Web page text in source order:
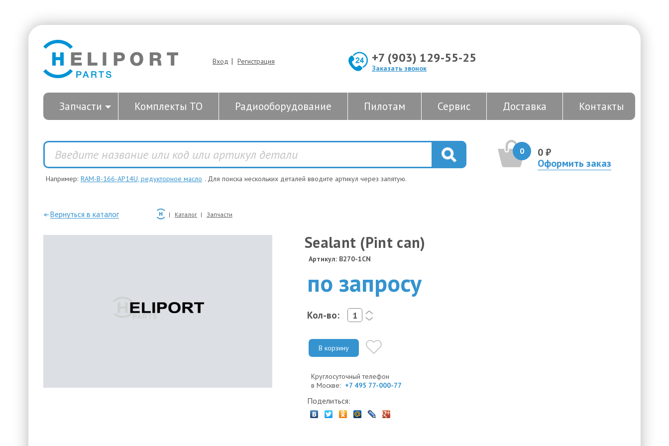
Вход | Регистрация +7 (903) 129-55-25
Заказать звонок
Запчасти Комплекты ТО Радиооборудование Пилотам Сервис Доставка Контакты
0
0 ₽
Оформить заказ
Например: RAM-B-166-AP14U, редукторное масло . Для поиска нескольких деталей вводите артикул через запятую.
—Вернуться в каталог Каталог Запчасти
Sealant (Pint can)
Артикул: B270-1CN
по запросу
Кол-во:
<
>
В корзину
Круглосуточный телефон
в Москве: +7 495 77-000-77
Поделиться: